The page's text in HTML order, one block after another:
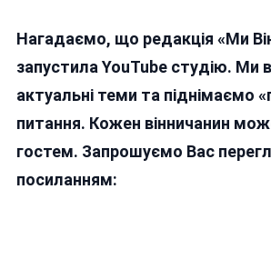
Нагадаємо, що редакція «Ми
запустила YouTube студію. Ми
актуальні теми та піднімаємо
питання. Кожен вінничанин
гостем. Запрошуємо Вас
посиланням: